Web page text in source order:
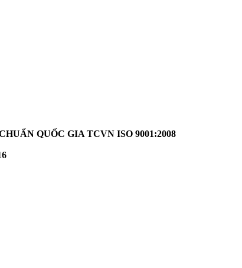
QUỐC GIA TCVN ISO 9001:2008